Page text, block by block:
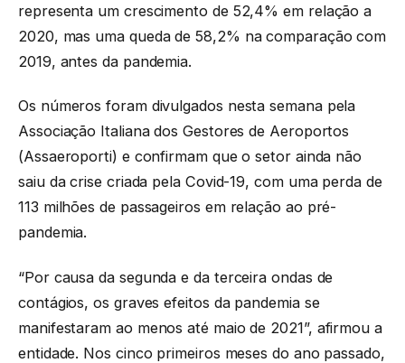
representa um crescimento de 52,4% em relação a
2020, mas uma queda de 58,2% na comparação com
2019, antes da pandemia.
Os números foram divulgados nesta semana pela
Associação Italiana dos Gestores de Aeroportos
(Assaeroporti) e confirmam que o setor ainda não
saiu da crise criada pela Covid-19, com uma perda de
113 milhões de passageiros em relação ao pré-
pandemia.
“Por causa da segunda e da terceira ondas de
contágios, os graves efeitos da pandemia se
manifestaram ao menos até maio de 2021”, afirmou a
entidade. Nos cinco primeiros meses do ano passado,